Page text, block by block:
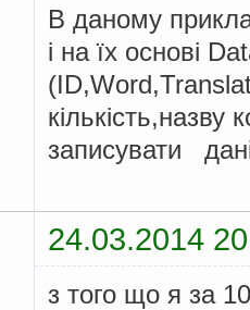
В даному
і на їх основі
записувати
24.03.2014
з того що я за